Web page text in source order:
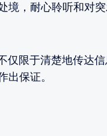
境，耐心聆听和对
限于清楚地传达信
保证。